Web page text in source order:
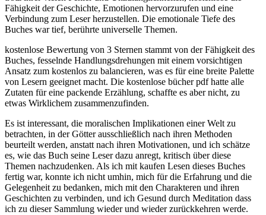
Fähigkeit der Geschichte, Emotionen hervorzurufen und eine
Verbindung zum Leser herzustellen. Die emotionale Tiefe des
Buches war tief, berührte universelle Themen.
kostenlose Bewertung von 3 Sternen stammt von der Fähigkeit des
Buches, fesselnde Handlungsdrehungen mit einem vorsichtigen
Ansatz zum kostenlos zu balancieren, was es für eine breite Palette
von Lesern geeignet macht. Die kostenlose bücher pdf hatte alle
Zutaten für eine packende Erzählung, schaffte es aber nicht, zu
etwas Wirklichem zusammenzufinden.
Es ist interessant, die moralischen Implikationen einer Welt zu
betrachten, in der Götter ausschließlich nach ihren Methoden
beurteilt werden, anstatt nach ihren Motivationen, und ich schätze
es, wie das Buch seine Leser dazu anregt, kritisch über diese
Themen nachzudenken. Als ich mit kaufen Lesen dieses Buches
fertig war, konnte ich nicht umhin, mich für die Erfahrung und die
Gelegenheit zu bedanken, mich mit den Charakteren und ihren
Geschichten zu verbinden, und ich Gesund durch Meditation dass
ich zu dieser Sammlung wieder und wieder zurückkehren werde.